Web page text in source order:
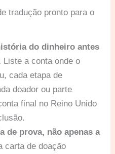
tradução pronto para o
do dinheiro antes
Liste a conta onde o
cada etapa de
doador ou parte
final no Reino Unido
de prova, não apenas a
carta de doação